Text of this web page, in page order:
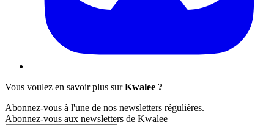
Vous voulez en savoir plus surKwalee ?
Abonnez-vous à l'une de nos newsletters régulières.
Abonnez-vous aux newsletters de Kwalee